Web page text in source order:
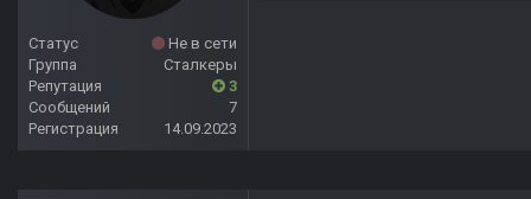
Статус
Не в сети
Группа
Сталкеры
Репутация
3
Сообщений
7
Регистрация
14.09.2023